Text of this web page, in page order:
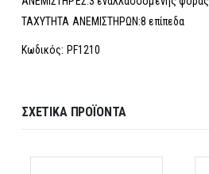
ΤΑΧΥΤΗΤΑ ΑΝΕΜΙΣΤΗΡΩΝ:8 επίπεδα
Κωδικός: PF1210
ΣΧΕΤΙΚΆ ΠΡΟΪΌΝΤΑ